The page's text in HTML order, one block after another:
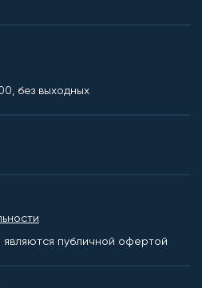
без выходных
публичной офертой